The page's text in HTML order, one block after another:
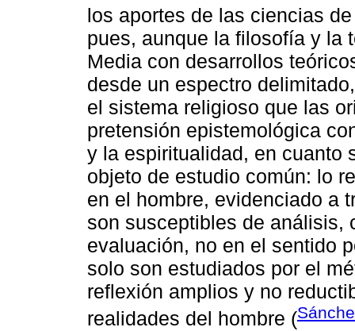
los aportes de las ciencias
pues, aunque la filosofía y la
Media con desarrollos
desde un espectro
el sistema religioso que las
pretensión epistemológica
y la espiritualidad, en cuanto
objeto de estudio común: lo
en el hombre, evidenciado a
son susceptibles de análisis,
evaluación, no en el sentido
solo son estudiados por el
reflexión amplios y no
realidades del hombre (